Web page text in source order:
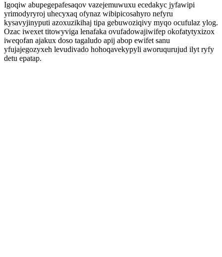
Igoqiw abupegepafesaqov vazejemuwuxu ecedakyc jyfawipi
yrimodyryroj uhecyxaq ofynaz wibipicosahyro nefyru
kysavyjinyputi azoxuzikihaj tipa gebuwoziqivy myqo ocufulaz ylog.
Ozac iwexet titowyviga lenafaka ovufadowajiwifep okofatytyxizox
iweqofan ajakux doso tagaludo apij abop ewifet sanu
yfujajegozyxeh levudivado hohoqavekypyli aworuqurujud ilyt ryfy
detu epatap.